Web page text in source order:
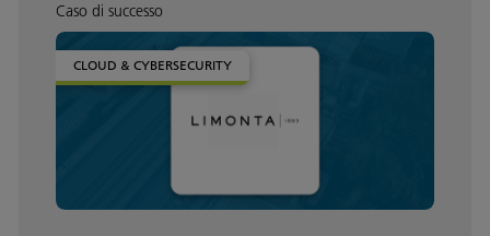
Caso di successo
CLOUD & CYBERSECURITY